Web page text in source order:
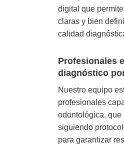
digital que
claras y bien
calidad
Profesionales
diagnóstico
Nuestro equipo
profesionales
odontológica,
siguiendo
para garantizar